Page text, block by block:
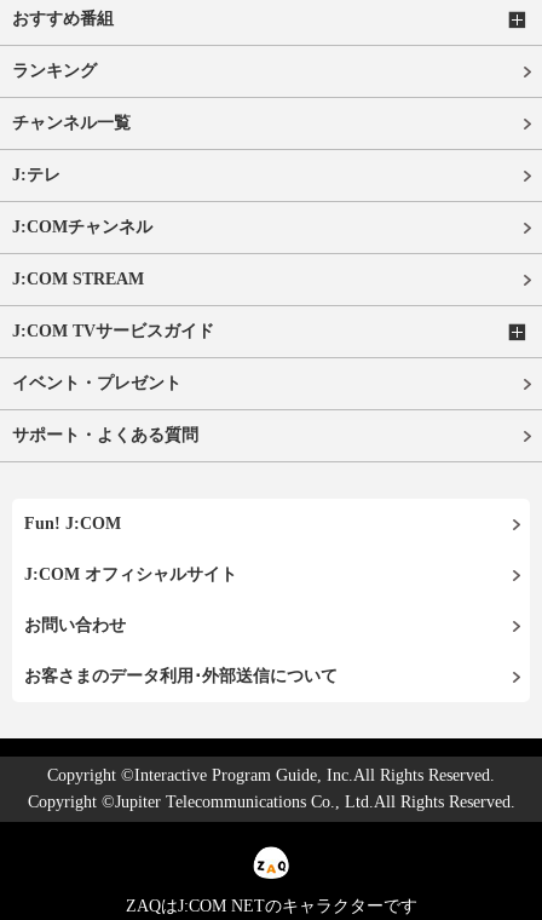
おすすめ番組
ランキング
チャンネル一覧
J:テレ
J:COMチャンネル
J:COM STREAM
J:COM TVサービスガイド
イベント・プレゼント
サポート・よくある質問
Fun! J:COM
J:COM オフィシャルサイト
お問い合わせ
お客さまのデータ利用･外部送信について
Copyright ©Interactive Program Guide, Inc.All Rights Reserved.
Copyright ©Jupiter Telecommunications Co., Ltd.All Rights Reserved.
ZAQはJ:COM NETのキャラクターです